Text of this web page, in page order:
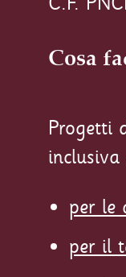
Cosa
Progetti
inclusiva
per le
per il